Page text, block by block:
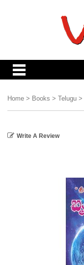
Home > Books > Telugu >
Write A Review